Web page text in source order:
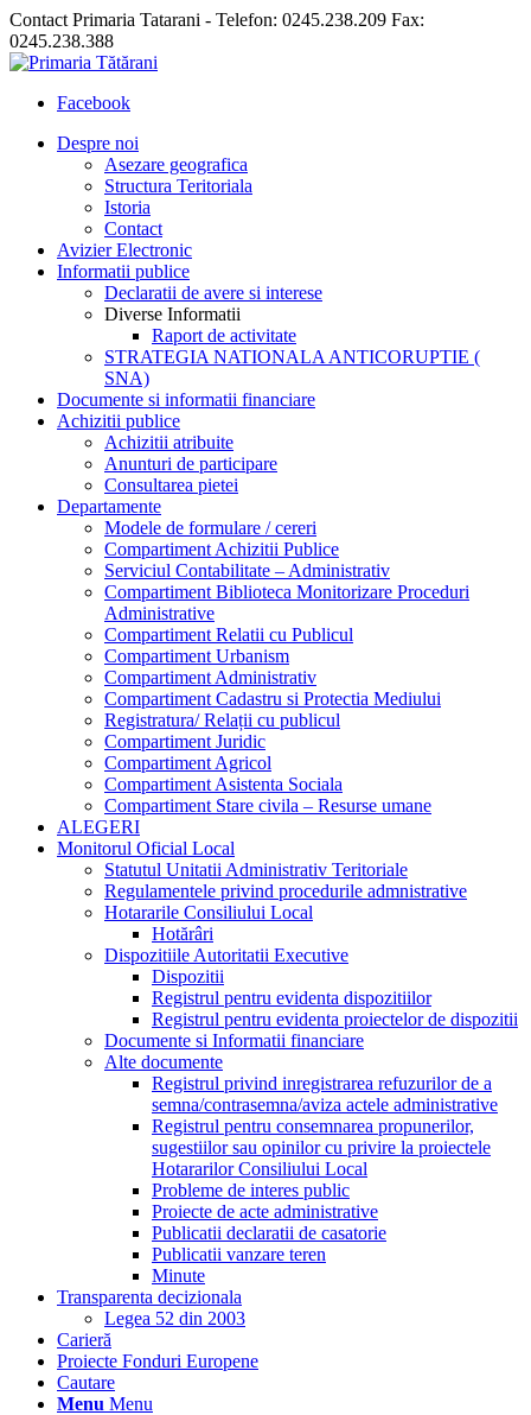
Contact Primaria Tatarani - Telefon: 0245.238.209 Fax:
0245.238.388
Facebook
Despre noi
Asezare geografica
Structura Teritoriala
Istoria
Contact
Avizier Electronic
Informatii publice
Declaratii de avere si interese
Diverse Informatii
Raport de activitate
STRATEGIA NATIONALA ANTICORUPTIE (
SNA)
Documente si informatii financiare
Achizitii publice
Achizitii atribuite
Anunturi de participare
Consultarea pietei
Departamente
Modele de formulare / cereri
Compartiment Achizitii Publice
Serviciul Contabilitate – Administrativ
Compartiment Biblioteca Monitorizare Proceduri
Administrative
Compartiment Relatii cu Publicul
Compartiment Urbanism
Compartiment Administrativ
Compartiment Cadastru si Protectia Mediului
Registratura/ Relații cu publicul
Compartiment Juridic
Compartiment Agricol
Compartiment Asistenta Sociala
Compartiment Stare civila – Resurse umane
ALEGERI
Monitorul Oficial Local
Statutul Unitatii Administrativ Teritoriale
Regulamentele privind procedurile admnistrative
Hotararile Consiliului Local
Hotărâri
Dispozitiile Autoritatii Executive
Dispozitii
Registrul pentru evidenta dispozitiilor
Registrul pentru evidenta proiectelor de dispozitii
Documente si Informatii financiare
Alte documente
Registrul privind inregistrarea refuzurilor de a
semna/contrasemna/aviza actele administrative
Registrul pentru consemnarea propunerilor,
sugestiilor sau opinilor cu privire la proiectele
Hotararilor Consiliului Local
Probleme de interes public
Proiecte de acte administrative
Publicatii declaratii de casatorie
Publicatii vanzare teren
Minute
Transparenta decizionala
Legea 52 din 2003
Carieră
Proiecte Fonduri Europene
Cautare
Menu Menu